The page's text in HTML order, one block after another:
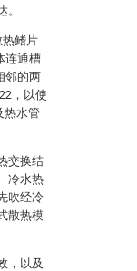
热鳍片
连通槽
邻的两
，以使
热水管
交换结
冷水热
吹经冷
散热模
，以及